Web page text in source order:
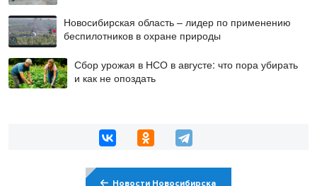
Новосибирская область – лидер по применению
беспилотников в охране природы
Сбор урожая в НСО в августе: что пора убирать
и как не опоздать
Новости Новосибирска